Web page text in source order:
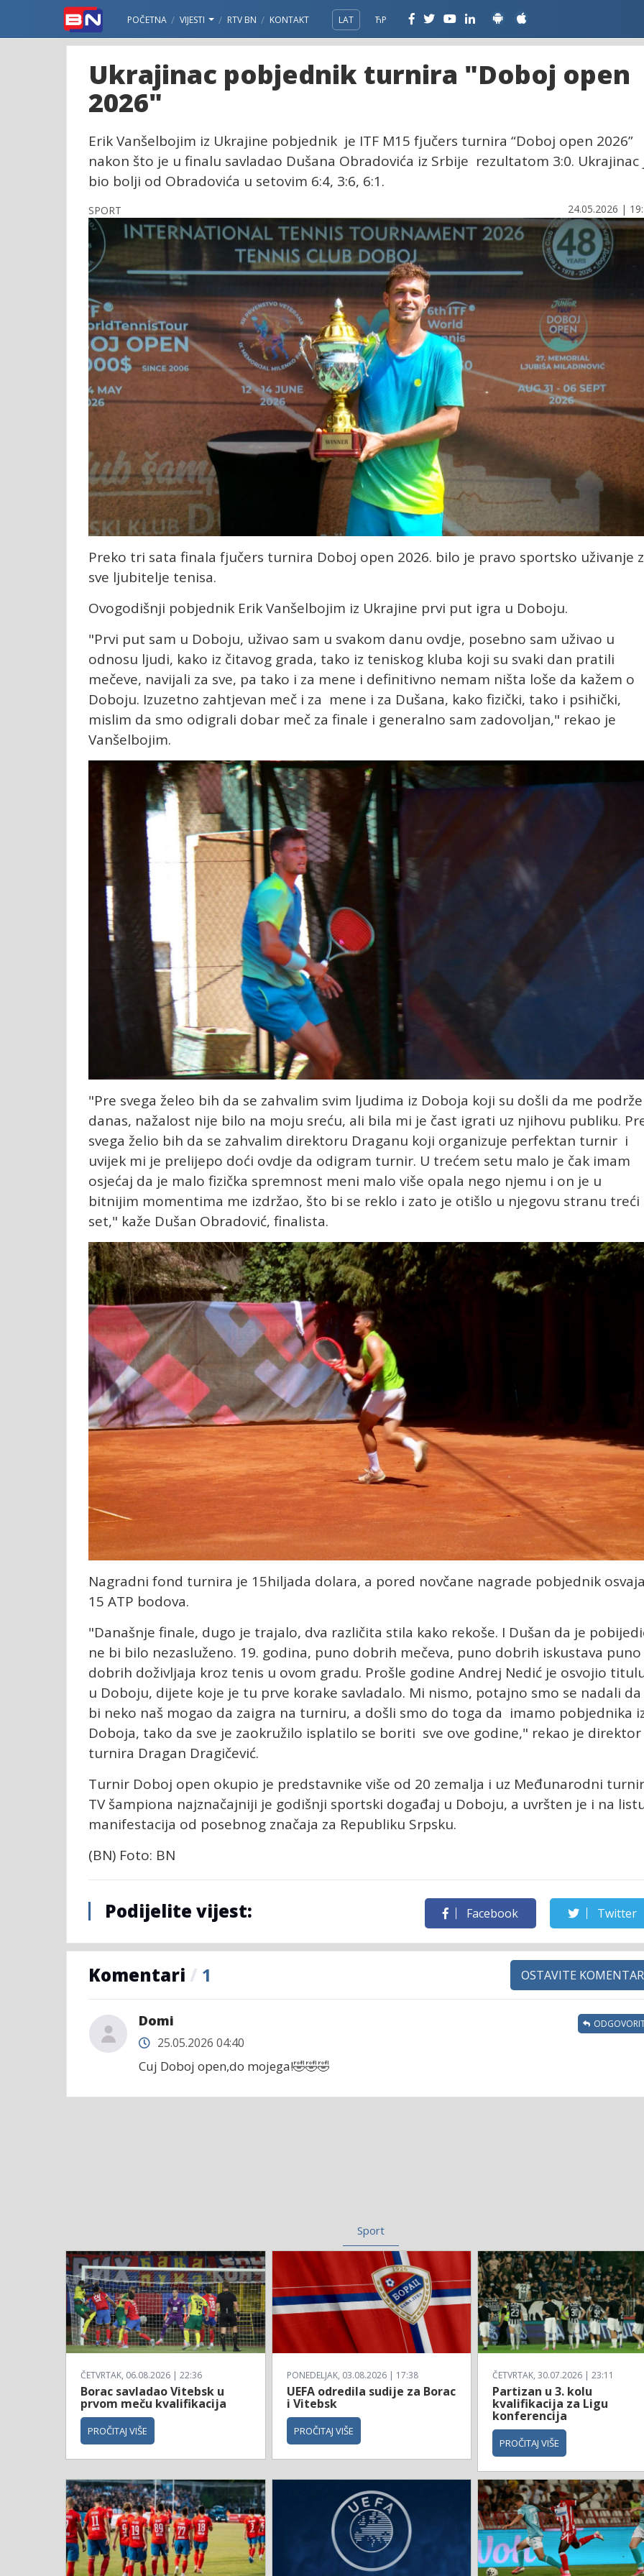
POČETNA VIJESTI RTV BN KONTAKT LAT ЋР
Ukrajinac pobjednik turnira "Doboj open
2026"
Erik Vanšelbojim iz Ukrajine pobjednik je ITF M15 fjučers turnira “Doboj open 2026”
nakon što je u finalu savladao Dušana Obradovića iz Srbije rezultatom 3:0. Ukrajinac
bio bolji od Obradovića u setovim 6:4, 3:6, 6:1.
SPORT 24.05.2026 |
Preko tri sata finala fjučers turnira Doboj open 2026. bilo je pravo sportsko uživanje
sve ljubitelje tenisa.
Ovogodišnji pobjednik Erik Vanšelbojim iz Ukrajine prvi put igra u Doboju.
"Prvi put sam u Doboju, uživao sam u svakom danu ovdje, posebno sam uživao u
odnosu ljudi, kako iz čitavog grada, tako iz teniskog kluba koji su svaki dan pratili
mečeve, navijali za sve, pa tako i za mene i definitivno nemam ništa loše da kažem o
Doboju. Izuzetno zahtjevan meč i za mene i za Dušana, kako fizički, tako i psihički,
mislim da smo odigrali dobar meč za finale i generalno sam zadovoljan," rekao je
Vanšelbojim.
"Pre svega želeo bih da se zahvalim svim ljudima iz Doboja koji su došli da me podrže
danas, nažalost nije bilo na moju sreću, ali bila mi je čast igrati uz njihovu publiku.
svega želio bih da se zahvalim direktoru Draganu koji organizuje perfektan turnir i
uvijek mi je prelijepo doći ovdje da odigram turnir. U trećem setu malo je čak imam
osjećaj da je malo fizička spremnost meni malo više opala nego njemu i on je u
bitnijim momentima me izdržao, što bi se reklo i zato je otišlo u njegovu stranu treći
set," kaže Dušan Obradović, finalista.
Nagradni fond turnira je 15hiljada dolara, a pored novčane nagrade pobjednik
15 ATP bodova.
"Današnje finale, dugo je trajalo, dva različita stila kako rekoše. I Dušan da je
ne bi bilo nezasluženo. 19. godina, puno dobrih mečeva, puno dobrih iskustava puno
dobrih doživljaja kroz tenis u ovom gradu. Prošle godine Andrej Nedić je osvojio
u Doboju, dijete koje je tu prve korake savladalo. Mi nismo, potajno smo se nadali da
bi neko naš mogao da zaigra na turniru, a došli smo do toga da imamo pobjednika
Doboja, tako da sve je zaokružilo isplatilo se boriti sve ove godine," rekao je direktor
turnira Dragan Dragičević.
Turnir Doboj open okupio je predstavnike više od 20 zemalja i uz Međunarodni turnir
TV šampiona najznačajniji je godišnji sportski događaj u Doboju, a uvršten je i na
manifestacija od posebnog značaja za Republiku Srpsku.
(BN) Foto: BN
Podijelite vijest: Facebook Twitter
Komentari / 1 OSTAVITE KOMENTAR
Domi
25.05.2026 04:40
Cuj Doboj open,do mojega!🤣🤣🤣
Sport
ČETVRTAK, 06.08.2026 | 22:36
Borac savladao Vitebsk u
prvom meču kvalifikacija
PROČITAJ VIŠE
PONEDELJAK, 03.08.2026 | 17:38
UEFA odredila sudije za Borac
i Vitebsk
PROČITAJ VIŠE
ČETVRTAK, 30.07.2026 | 23:11
Partizan u 3. kolu
kvalifikacija za Ligu
konferencija
PROČITAJ VIŠE